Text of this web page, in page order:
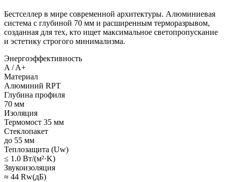
Бестселлер в мире современной архитектуры. Алюминиевая
система с глубиной 70 мм и расширенным терморазрывом,
созданная для тех, кто ищет максимальное светопропускание
и эстетику строгого минимализма.
Энергоэффективность
A / A+
Материал
Алюминий RPT
Глубина профиля
70 мм
Изоляция
Термомост 35 мм
Стеклопакет
до 55 мм
Теплозащита (Uw)
≤ 1.0 Вт/(м²·K)
Звукоизоляция
≈ 44 Rw(дБ)